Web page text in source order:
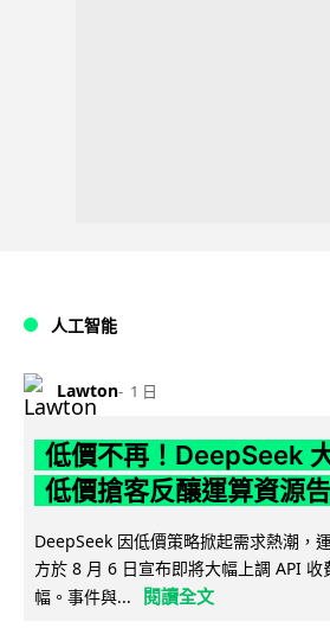
人工智能
Lawton 1 日
低價不再！DeepSeek
低價搶客反釀運算資源
DeepSeek 因低價策略掀起需求熱潮，
方於 8 月 6 日宣布即將大幅上調 API 收
幅。事件與...
閱讀全文